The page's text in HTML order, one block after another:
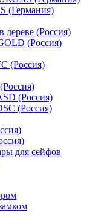
(Германия)
(Россия)
(Россия)
(Россия)
(Россия)
(Россия)
для сейфов